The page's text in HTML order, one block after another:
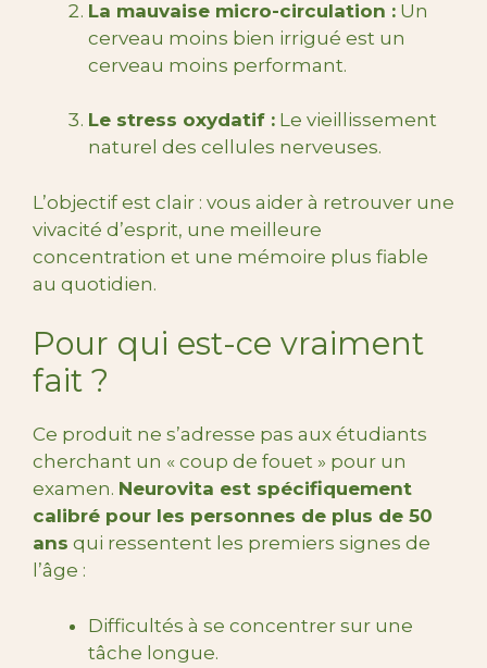
La mauvaise micro-circulation : Un
cerveau moins bien irrigué est un
cerveau moins performant.
Le stress oxydatif : Le vieillissement
naturel des cellules nerveuses.
L’objectif est clair : vous aider à retrouver une
vivacité d’esprit, une meilleure
concentration et une mémoire plus fiable
au quotidien.
Pour qui est-ce vraiment
fait ?
Ce produit ne s’adresse pas aux étudiants
cherchant un « coup de fouet » pour un
examen. Neurovita est spécifiquement
calibré pour les personnes de plus de 50
ans qui ressentent les premiers signes de
l’âge :
Difficultés à se concentrer sur une
tâche longue.